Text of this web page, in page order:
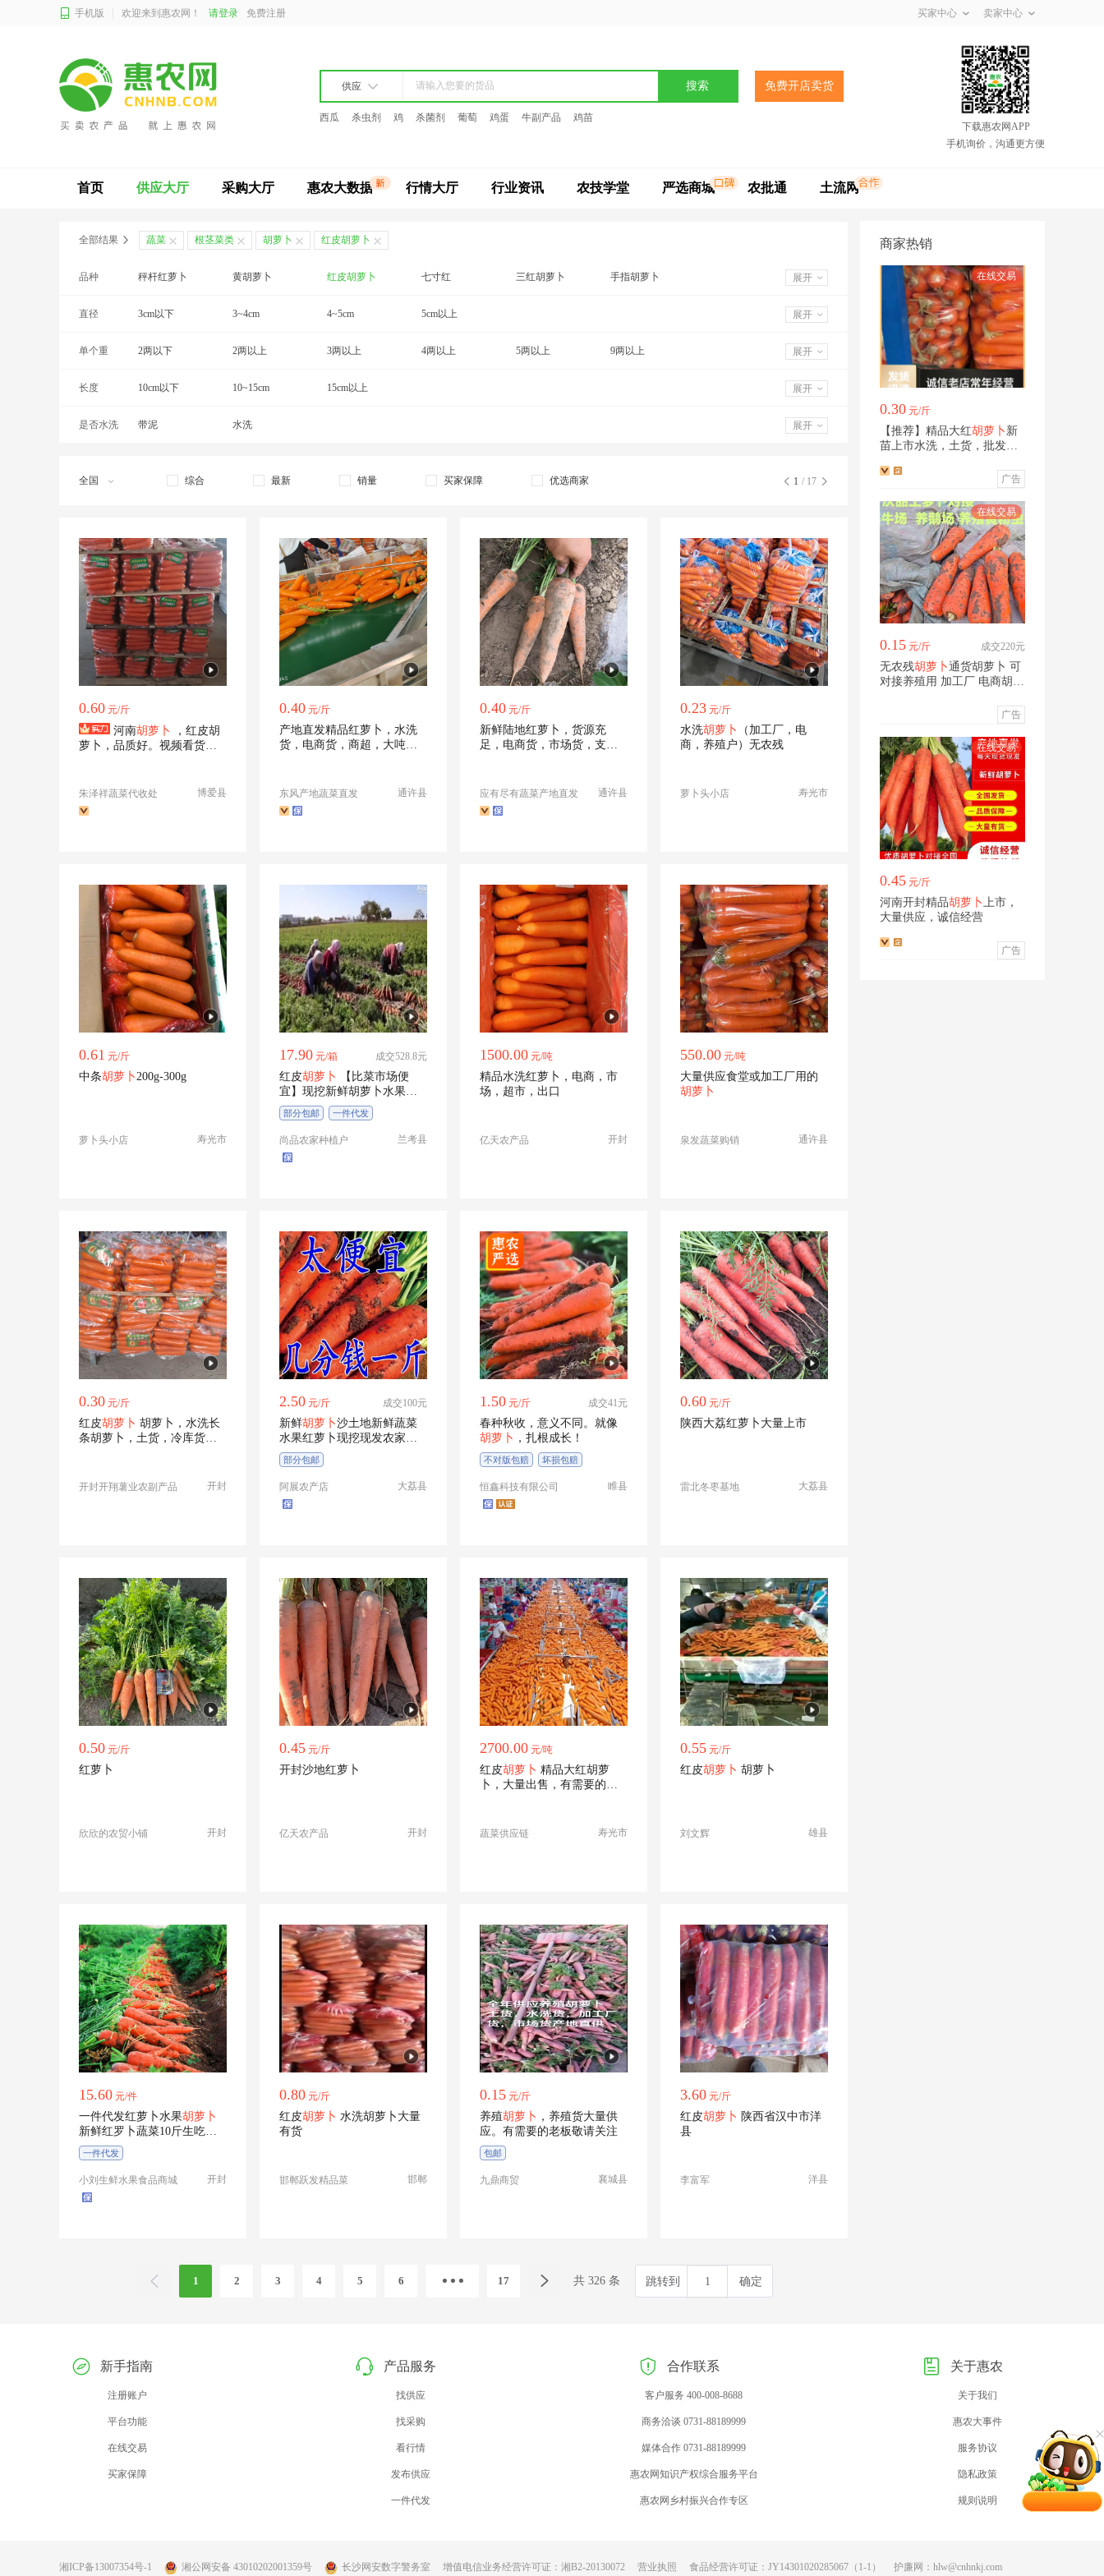
手机版 欢迎来到惠农网！ 请登录 免费注册 买家中心 卖家中心
供应 搜索 免费开店卖货
西瓜 杀虫剂 鸡 杀菌剂 葡萄 鸡蛋 牛副产品
鸡苗
下载惠农网APP
手机询价，沟通更方便
首页 供应大厅 采购大厅 惠农大数据 行情大厅 行业资讯 农技学堂 严选商城 农批通 土流网
全部结果 蔬菜 根茎菜类 胡萝卜 红皮胡萝卜
品种 秤杆红萝卜 黄胡萝卜 红皮胡萝卜 七寸红 三红胡萝卜 手指胡萝卜
紫胡萝卜
展开
直径 3cm以下 3~4cm 4~5cm 5cm以上 展开
单个重 2两以下 2两以上 3两以上 4两以上 5两以上 9两以上
6两以上 7两以上 8两以上
展开
长度 10cm以下 10~15cm 15cm以上 展开
是否水洗 带泥 水洗 展开
全国 综合 最新 销量 买家保障 优选商家 1 / 17
0.60 元/斤
河南胡萝卜
，红皮胡
萝卜，品质好。视频看货，
朱泽祥蔬菜代收处 博爱县
0.40 元/斤
产地直发精品红萝卜，水洗
货，电商货，商超，大吨位
东风产地蔬菜直发 通许县
0.40 元/斤
新鲜陆地红萝卜，货源充
足，电商货，市场货，支持
应有尽有蔬菜产地直发 通许县
0.23 元/斤
水洗胡萝卜
（加工厂，电
商，养殖户）无农残
萝卜头小店 寿光市
0.61 元/斤
中条胡萝卜200g-300g
萝卜头小店 寿光市
17.90 元/箱 成交528.8元
红皮胡萝卜
宜】现挖新鲜胡萝卜水果红
萝卜蔬菜
部分包邮 一件代发
尚品农家种植户 兰考县
1500.00 元/吨
精品水洗红萝卜，电商，市
场，超市，出口
亿天农产品 开封
550.00 元/吨
大量供应食堂或加工厂用的
胡萝卜
泉发蔬菜购销 通许县
0.30 元/斤
红皮胡萝卜
条胡萝卜，土货，冷库货，
开封开翔薯业农副产品 开封
2.50 元/斤 成交100元
新鲜胡萝卜沙土地新鲜蔬菜
水果红萝卜现挖现发农家自
种水果胡萝卜
部分包邮
阿展农产店 大荔县
1.50 元/斤 成交41元
春种秋收，意义不同。就像
胡萝卜 ，扎根成长！
不对版包赔
坏损包赔
恒鑫科技有限公司 睢县
0.60 元/斤
陕西大荔红萝卜大量上市
雷北冬枣基地 大荔县
0.50 元/斤
红萝卜
欣欣的农贸小铺 开封
0.45 元/斤
开封沙地红萝卜
亿天农产品 开封
2700.00 元/吨
红皮胡萝卜 精品大红胡萝
卜，大量出售，有需要的及
蔬菜供应链 寿光市
0.55 元/斤
红皮胡萝卜 胡萝卜
刘文辉 雄县
15.60 元/件
一件代发红萝卜水果胡萝卜
新鲜红罗卜蔬菜10斤生吃水
果型脆甜
一件代发
小刘生鲜水果食品商城 开封
0.80 元/斤
红皮胡萝卜 水洗胡萝卜大量
有货
邯郸跃发精品菜 邯郸
0.15 元/斤
养殖胡萝卜 ，养殖货大量供
应。有需要的老板敬请关注
包邮
九鼎商贸 襄城县
3.60 元/斤
红皮胡萝卜 陕西省汉中市洋
县
李富军 洋县
1 2 3 4 5 6 17 共 326 条 跳转到 确定
商家热销
广告
0.30 元/斤
【推荐】精品大红胡萝卜 新
苗上市水洗，土货，批发，
广告
0.15 元/斤 成交220元
无农残胡萝卜通货胡萝卜 可
对接养殖用 加工厂 电商胡萝
广告
0.45 元/斤
河南开封精品胡萝卜上市，
大量供应，诚信经营
新手指南
注册账户
平台功能
在线交易
买家保障
产品服务
找供应
找采购
看行情
发布供应
一件代发
合作联系
客户服务 400-008-8688
商务洽谈 0731-88189999
媒体合作 0731-88189999
惠农网知识产权综合服务平台
惠农网乡村振兴合作专区
关于惠农
关于我们
惠农大事件
服务协议
隐私政策
规则说明
湘ICP备13007354号-1 湘公网安备 43010202001359号 长沙网安数字警务室 增值电信业务经营许可证：湘B2-20130072 营业执照 食品经营许可证：JY14301020285067（1-1） 护廉网：hlw@cnhnkj.com